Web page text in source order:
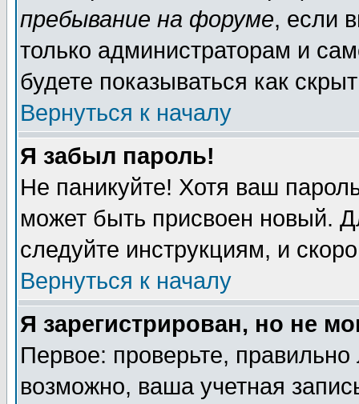
пребывание на форуме, если
только администраторам и
будете показываться как
Вернуться к началу
Я забыл пароль!
Не паникуйте! Хотя ваш
может быть присвоен новый.
следуйте инструкциям, и
Вернуться к началу
Я зарегистрирован, но не
Первое: проверьте,
возможно, ваша учетная